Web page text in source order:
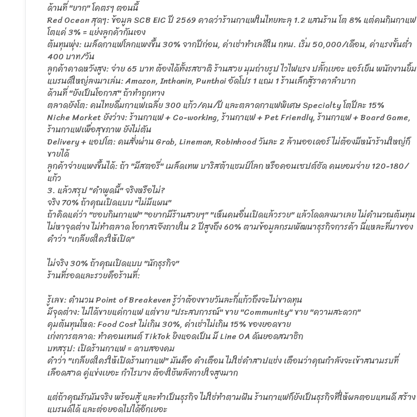
ด้านที่ "ยาก" โคตรๆ ตอนนี้
Red Ocean สุดๆ: ข้อมูล SCB EIC ปี 2569 คาดว่าร้านกาแฟในไทยทะลุ 1.2 แสนร้าน โต 8% แต่คนกินกาแฟ
โตแค่ 3% = แย่งลูกค้ากันเอง
ต้นทุนพุ่ง: เมล็ดกาแฟโลกแพงขึ้น 30% จากปีก่อน, ค่าเช่าทำเลดีใน กทม. เริ่ม 50,000/เดือน, ค่าแรงขั้นต่ำ
400 บาท/วัน
ลูกค้าคาดหวังสูง: จ่าย 65 บาท ต้องได้ทั้งรสชาติ ร้านสวย มุมถ่ายรูป ไวไฟแรง ปลั๊กเยอะ แอร์เย็น พนักงานยิ้ม
แบรนด์ใหญ่ลงมาเล่น: Amazon, Inthanin, Punthai อัดโปร 1 แถม 1 ร้านเล็กสู้ราคาลำบาก
ด้านที่ "ยังเป็นโอกาส" ถ้าทำถูกทาง
ตลาดยังโต: คนไทยดื่มกาแฟเฉลี่ย 300 แก้ว/คน/ปี และตลาดกาแฟพิเศษ Specialty โตปีละ 15%
Niche Market ยังว่าง: ร้านกาแฟ + Co-working, ร้านกาแฟ + Pet Friendly, ร้านกาแฟ + Board Game,
ร้านกาแฟเพื่อสุขภาพ ยังไม่ตัน
Delivery + แอปโต: คนสั่งผ่าน Grab, Lineman, Robinhood วันละ 2 ล้านออเดอร์ ไม่ต้องมีหน้าร้านใหญ่ก็
ขายได้
ลูกค้าจ่ายแพงขึ้นได้: ถ้า "มีสตอรี่" เมล็ดเทพ บาริสต้าแชมป์โลก หรือคอนเซปต์ชัด คนยอมจ่าย 120-180/
แก้ว
3. แล้วสรุป "คำพูดนี้" จริงหรือไม่?
จริง 70% ถ้าคุณเปิดแบบ "ไม่มีแผน"
ถ้าคิดแค่ว่า "ชอบกินกาแฟ" "อยากมีร้านสวยๆ" "เห็นคนอื่นเปิดแล้วรวย" แล้วโดดลงมาเลย ไม่คำนวณต้นทุน
ไม่หาจุดต่าง ไม่ทำตลาด โอกาสเจ๊งภายใน 2 ปีสูงถึง 60% ตามข้อมูลกรมพัฒนาธุรกิจการค้า นี่แหละที่มาของ
คำว่า "เกลียดใครให้เปิด"
ไม่จริง 30% ถ้าคุณเปิดแบบ "นักธุรกิจ"
ร้านที่รอดและรวยคือร้านที่:
รู้เลข: คำนวน Point of Breakeven รู้ว่าต้องขายวันละกี่แก้วถึงจะไม่ขาดทุน
มีจุดต่าง: ไม่ได้ขายแค่กาแฟ แต่ขาย "ประสบการณ์" ขาย "Community" ขาย "ความสะดวก"
คุมต้นทุนโหด: Food Cost ไม่เกิน 30%, ค่าเช่าไม่เกิน 15% ของยอดขาย
เก่งการตลาด: ทำคอนเทนต์ TikTok ยิงแอดเป็น มี Line OA ดันยอดสมาชิก
บทสรุป: เปิดร้านกาแฟ = ดาบสองคม
คำว่า "เกลียดใครให้เปิดร้านกาแฟ" มันคือ คำเตือน ไม่ใช่คำสาปแช่ง เตือนว่าคุณกำลังจะเข้าสนามรบที่
เลือดสาด คู่แข่งเยอะ กำไรบาง ต้องใช้พลังกายใจสูงมาก
แต่ถ้าคุณรักมันจริง พร้อมสู้ และทำเป็นธุรกิจ ไม่ใช่ทำตามฝัน ร้านกาแฟก็ยังเป็นธุรกิจที่ให้ผลตอบแทนดี สร้าง
แบรนด์ได้ และต่อยอดไปได้อีกเยอะ